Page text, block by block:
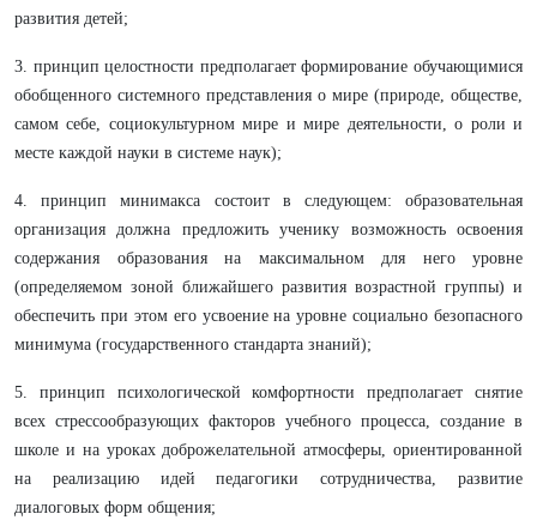
развития детей;
​​​​​​​3. принцип целостности предполагает формирование обучающимися
обобщенного системного представления о мире (природе, обществе,
самом себе, социокультурном мире и мире деятельности, о роли и
месте каждой науки в системе наук);
​​​​​​​4. принцип минимакса состоит в следующем: образовательная
организация должна предложить ученику возможность освоения
содержания образования на максимальном для него уровне
(определяемом зоной ближайшего развития возрастной группы) и
обеспечить при этом его усвоение на уровне социально безопасного
минимума (государственного стандарта знаний);
​​​​​​​5. принцип психологической комфортности предполагает снятие
всех стрессообразующих факторов учебного процесса, создание в
школе и на уроках доброжелательной атмосферы, ориентированной
на реализацию идей педагогики сотрудничества, развитие
диалоговых форм общения;